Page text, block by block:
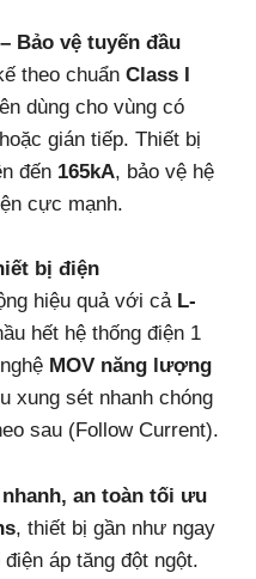
Bảo vệ tuyến đầu
theo chuẩn Class I
dùng cho vùng có
gián tiếp. Thiết bị
đến 165kA, bảo vệ hệ
cực mạnh.
bị điện
hiệu quả với cả L-
hết hệ thống điện 1
MOV năng lượng
xung sét nhanh chóng
sau (Follow Current).
an toàn tối ưu
, thiết bị gần như ngay
áp tăng đột ngột.